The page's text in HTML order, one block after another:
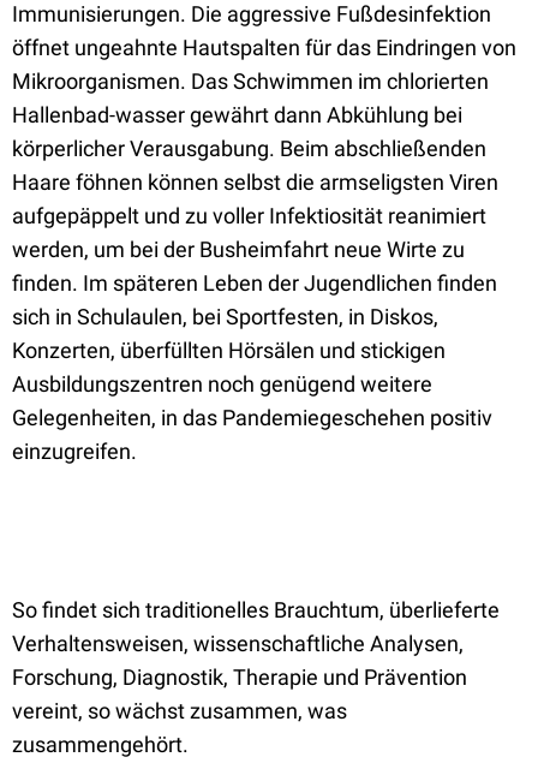
Immunisierungen. Die aggressive Fußdesinfektion
öffnet ungeahnte Hautspalten für das Eindringen von
Mikroorganismen. Das Schwimmen im chlorierten
Hallenbad-wasser gewährt dann Abkühlung bei
körperlicher Verausgabung. Beim abschließenden
Haare föhnen können selbst die armseligsten Viren
aufgepäppelt und zu voller Infektiosität reanimiert
werden, um bei der Busheimfahrt neue Wirte zu
finden. Im späteren Leben der Jugendlichen finden
sich in Schulaulen, bei Sportfesten, in Diskos,
Konzerten, überfüllten Hörsälen und stickigen
Ausbildungszentren noch genügend weitere
Gelegenheiten, in das Pandemiegeschehen positiv
einzugreifen.
So findet sich traditionelles Brauchtum, überlieferte
Verhaltensweisen, wissenschaftliche Analysen,
Forschung, Diagnostik, Therapie und Prävention
vereint, so wächst zusammen, was
zusammengehört.